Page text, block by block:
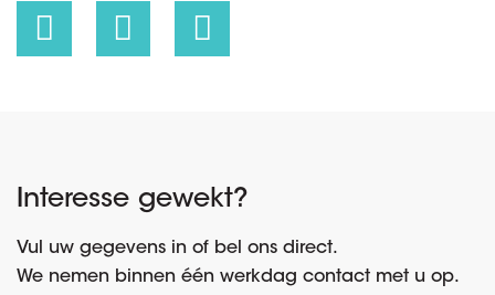
Interesse gewekt?
Vul uw gegevens in of bel ons direct.
We nemen binnen één werkdag contact met u op.